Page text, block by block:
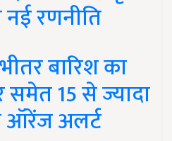
रणनीति
बारिश का
समेत 15 से ज्यादा
ऑरेंज अलर्ट